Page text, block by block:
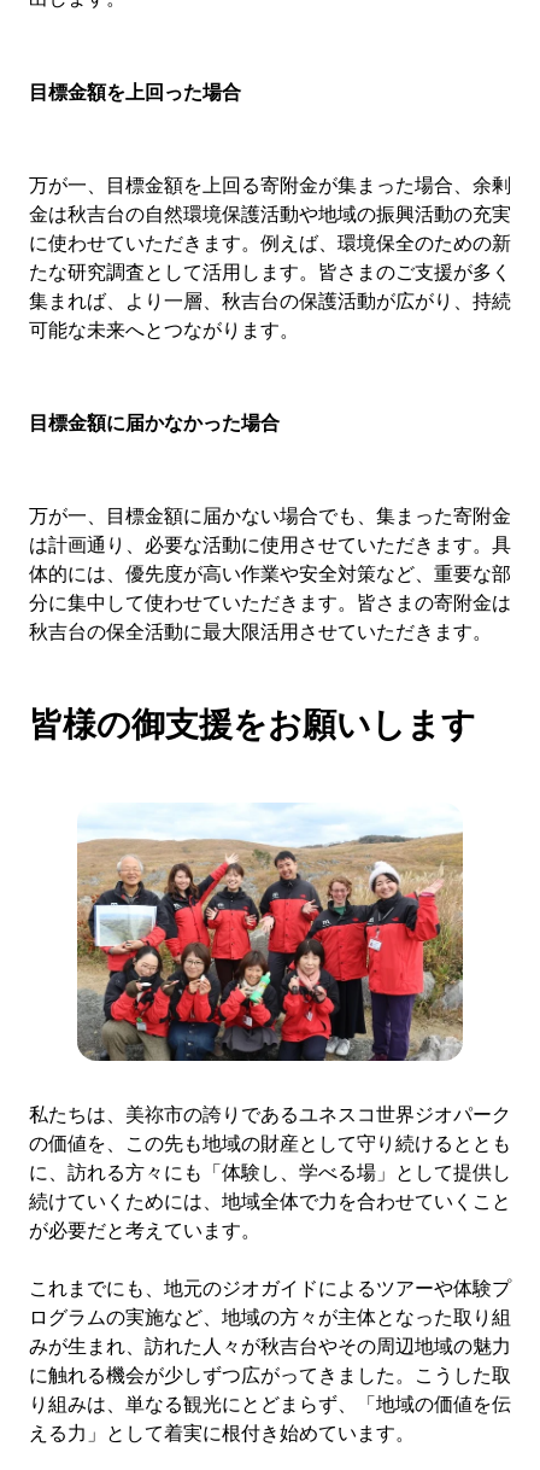
目標金額を上回った場合
万が一、目標金額を上回る寄附金が集まった場合、余剰
金は秋吉台の自然環境保護活動や地域の振興活動の充実
に使わせていただきます。例えば、環境保全のための新
たな研究調査として活用します。皆さまのご支援が多く
集まれば、より一層、秋吉台の保護活動が広がり、持続
可能な未来へとつながります。
目標金額に届かなかった場合
万が一、目標金額に届かない場合でも、集まった寄附金
は計画通り、必要な活動に使用させていただきます。具
体的には、優先度が高い作業や安全対策など、重要な部
分に集中して使わせていただきます。皆さまの寄附金は
秋吉台の保全活動に最大限活用させていただきます。
皆様の御支援をお願いします
私たちは、美祢市の誇りであるユネスコ世界ジオパーク
の価値を、この先も地域の財産として守り続けるととも
に、訪れる方々にも「体験し、学べる場」として提供し
続けていくためには、地域全体で力を合わせていくこと
が必要だと考えています。
これまでにも、地元のジオガイドによるツアーや体験プ
ログラムの実施など、地域の方々が主体となった取り組
みが生まれ、訪れた人々が秋吉台やその周辺地域の魅力
に触れる機会が少しずつ広がってきました。こうした取
り組みは、単なる観光にとどまらず、「地域の価値を伝
える力」として着実に根付き始めています。